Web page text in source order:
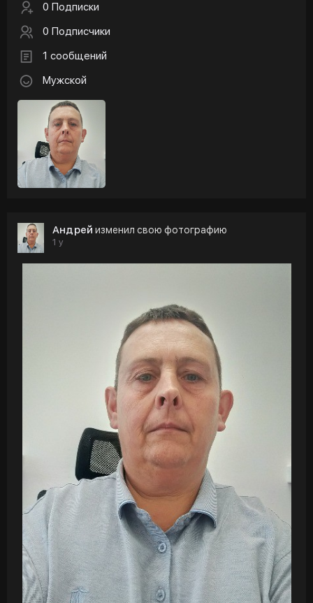
0 Подписки
0 Подписчики
1 сообщений
Мужской
Андрей изменил свою фотографию
1 y